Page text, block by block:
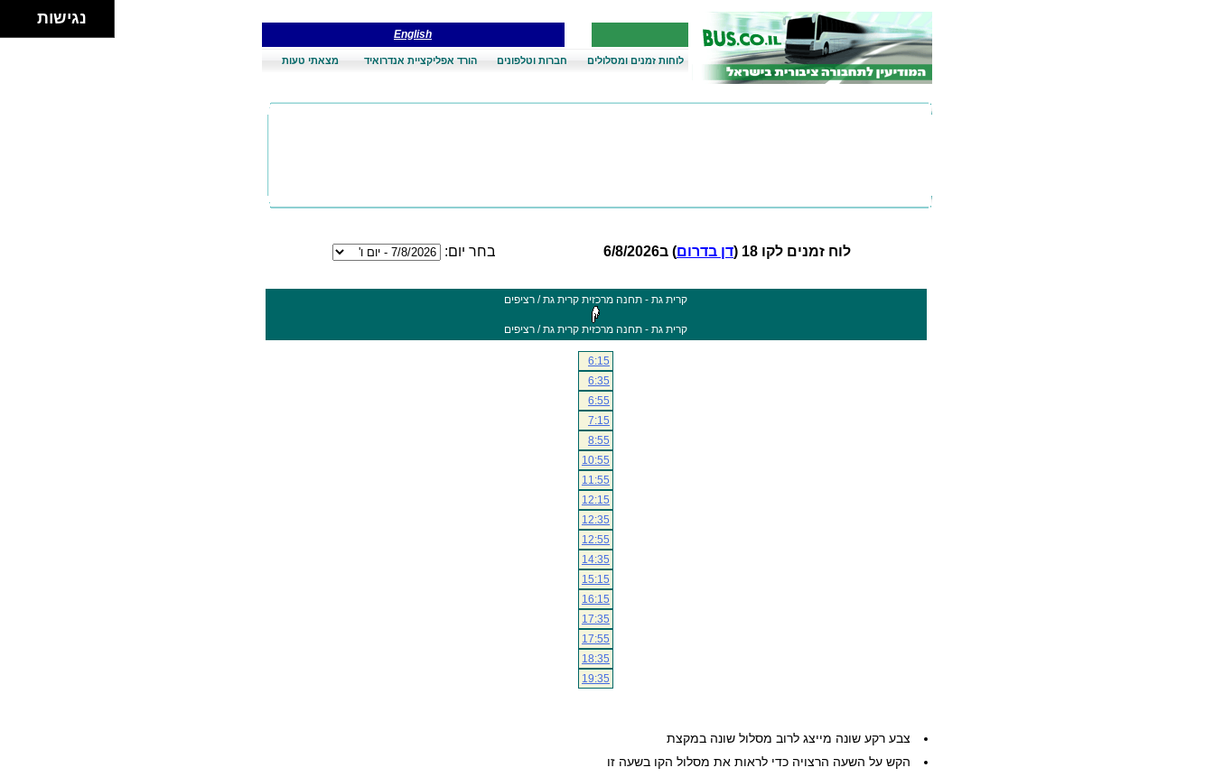
English
לוחות זמנים ומסלולים חברות וטלפונים הורד אפליקציית אנדרואיד מצאתי טעות
לוח זמנים לקו 18 ( דן בדרום) ב6/8/2026 בחר יום:
קרית גת - תחנה מרכזית קרית גת / רציפים
קרית גת - תחנה מרכזית קרית גת / רציפים
6:15
6:35
6:55
7:15
8:55
10:55
11:55
12:15
12:35
12:55
14:35
15:15
16:15
17:35
17:55
18:35
19:35
צבע רקע שונה מייצג לרוב מסלול שונה במקצת
הקש על השעה הרצויה כדי לראות את מסלול הקו בשעה זו
נגישות